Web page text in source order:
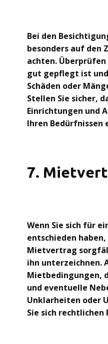
Bei den
besonders auf den
achten. Überprüfen
gut gepflegt ist
Schäden oder
Stellen Sie sicher,
Einrichtungen und
Ihren Bedürfnissen
7.
Wenn Sie sich für
entschieden
Mietvertrag
ihn unterzeichnen.
Mietbedingungen,
und eventuelle
Unklarheiten oder
Sie sich rechtlichen